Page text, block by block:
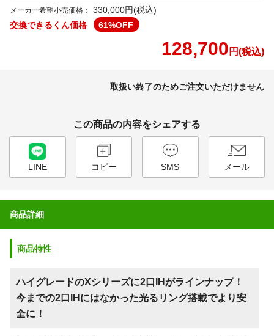
メーカー希望小売価格：
330,000円(税込)
交換できるくん価格
61%OFF
128,700 円(税込)
取扱い終了のためご注文いただけません
この商品の内容をシェアする
LINE コピー SMS メール
商品詳細
商品特性
ハイグレードのXシリーズに2口IHがラインナップ！
今までの2口IHにはなかった光るリング搭載でより安
全に！